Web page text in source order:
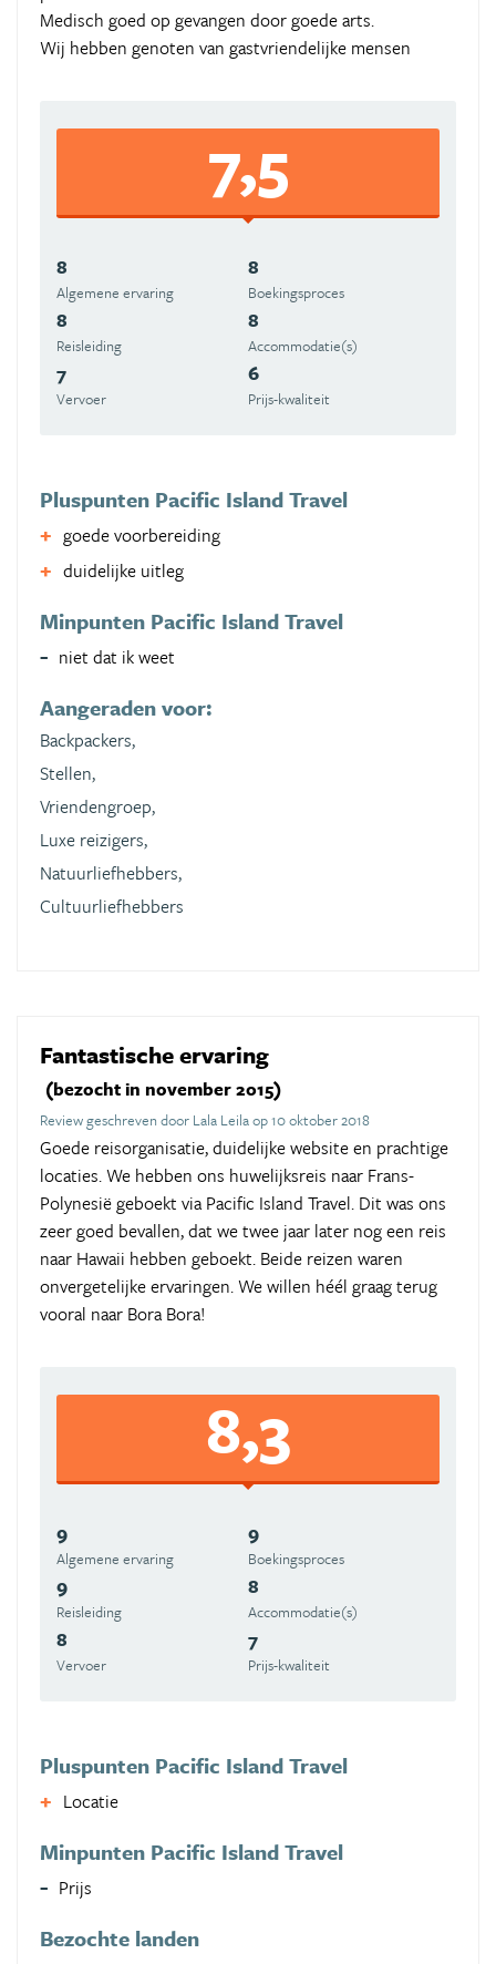
Medisch goed op gevangen door goede arts.
Wij hebben genoten van gastvriendelijke mensen
7,5
8
Algemene ervaring
8
Boekingsproces
8
Reisleiding
8
Accommodatie(s)
7
Vervoer
6
Prijs-kwaliteit
Pluspunten Pacific Island Travel
goede voorbereiding
duidelijke uitleg
Minpunten Pacific Island Travel
niet dat ik weet
Aangeraden voor:
Backpackers,
Stellen,
Vriendengroep,
Luxe reizigers,
Natuurliefhebbers,
Cultuurliefhebbers
Fantastische ervaring
(bezocht in november 2015)
Review geschreven door Lala Leila op 10 oktober 2018
Goede reisorganisatie, duidelijke website en prachtige
locaties. We hebben ons huwelijksreis naar Frans-
Polynesië geboekt via Pacific Island Travel. Dit was ons
zeer goed bevallen, dat we twee jaar later nog een reis
naar Hawaii hebben geboekt. Beide reizen waren
onvergetelijke ervaringen. We willen héél graag terug
vooral naar Bora Bora!
8,3
9
Algemene ervaring
9
Boekingsproces
9
Reisleiding
8
Accommodatie(s)
8
Vervoer
7
Prijs-kwaliteit
Pluspunten Pacific Island Travel
Locatie
Minpunten Pacific Island Travel
Prijs
Bezochte landen